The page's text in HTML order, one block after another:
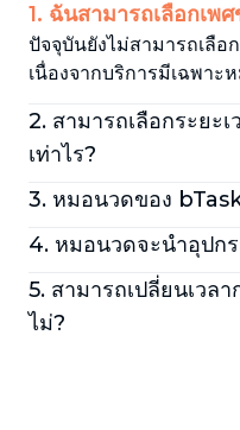
1. ฉันสามารถเลือกเพ
ปัจจุบันยังไม่สามารถเลือ
เนื่องจากบริการมีเฉพาะ
2. สามารถเลือกระยะ
เท่าไร?
ลูกค้าสามารถเลือกได้ 3
นาที และ 120 นาที
3. หมอนวดของ
หมอนวดของ bTaskee เ
ประสบการณ์ และมีใบรับ
สุขภาพ (สบส.)
4. หมอนวดจะนำอุปก
ใช่ หมอนวดจะนำอุปกรณ์
นวด น้ำมัน ยาหม่อง และ
5. สามารถเปลี่ยนเวล
ไม่?